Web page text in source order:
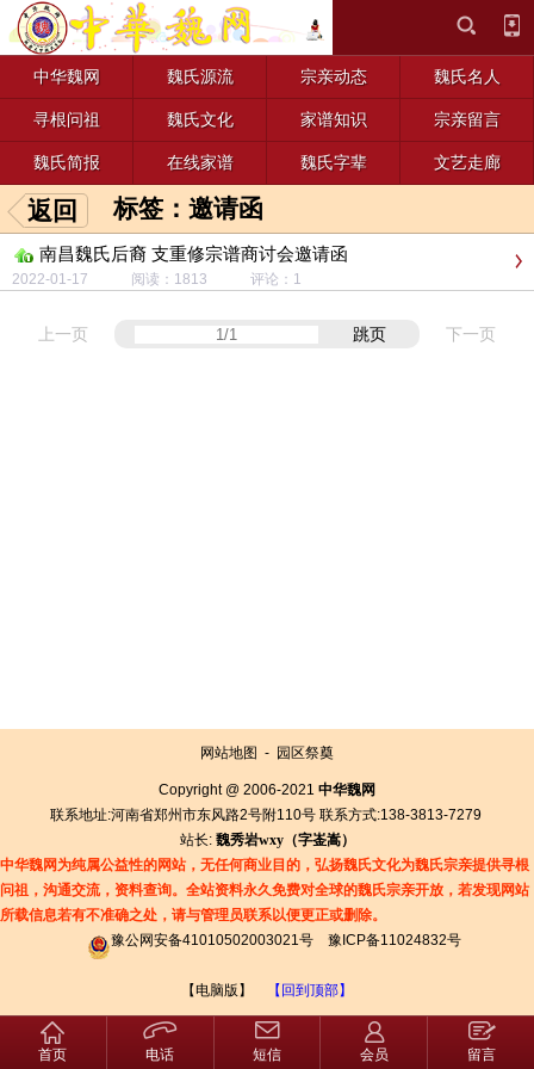
中华魏网 魏氏源流 宗亲动态 魏氏名人
寻根问祖 魏氏文化 家谱知识 宗亲留言
魏氏简报 在线家谱 魏氏字辈 文艺走廊
返回 标签：邀请函
南昌魏氏后裔 支重修宗谱商讨会邀请函
2022-01-17 阅读：1813 评论：1
上一页 跳页 下一页
网站地图 - 园区祭奠
Copyright @ 2006-2021 中华魏网
联系地址:河南省郑州市东风路2号附110号 联系方式:138-3813-7279
站长: 魏秀岩wxy（字崟嵩）
中华魏网为纯属公益性的网站，无任何商业目的，弘扬魏氏文化为魏氏宗亲提供寻根
问祖，沟通交流，资料查询。全站资料永久免费对全球的魏氏宗亲开放，若发现网站
所载信息若有不准确之处，请与管理员联系以便更正或删除。
豫公网安备41010502003021号
豫ICP备11024832号
【电脑版】 【回到顶部】
首页 电话 短信 会员 留言